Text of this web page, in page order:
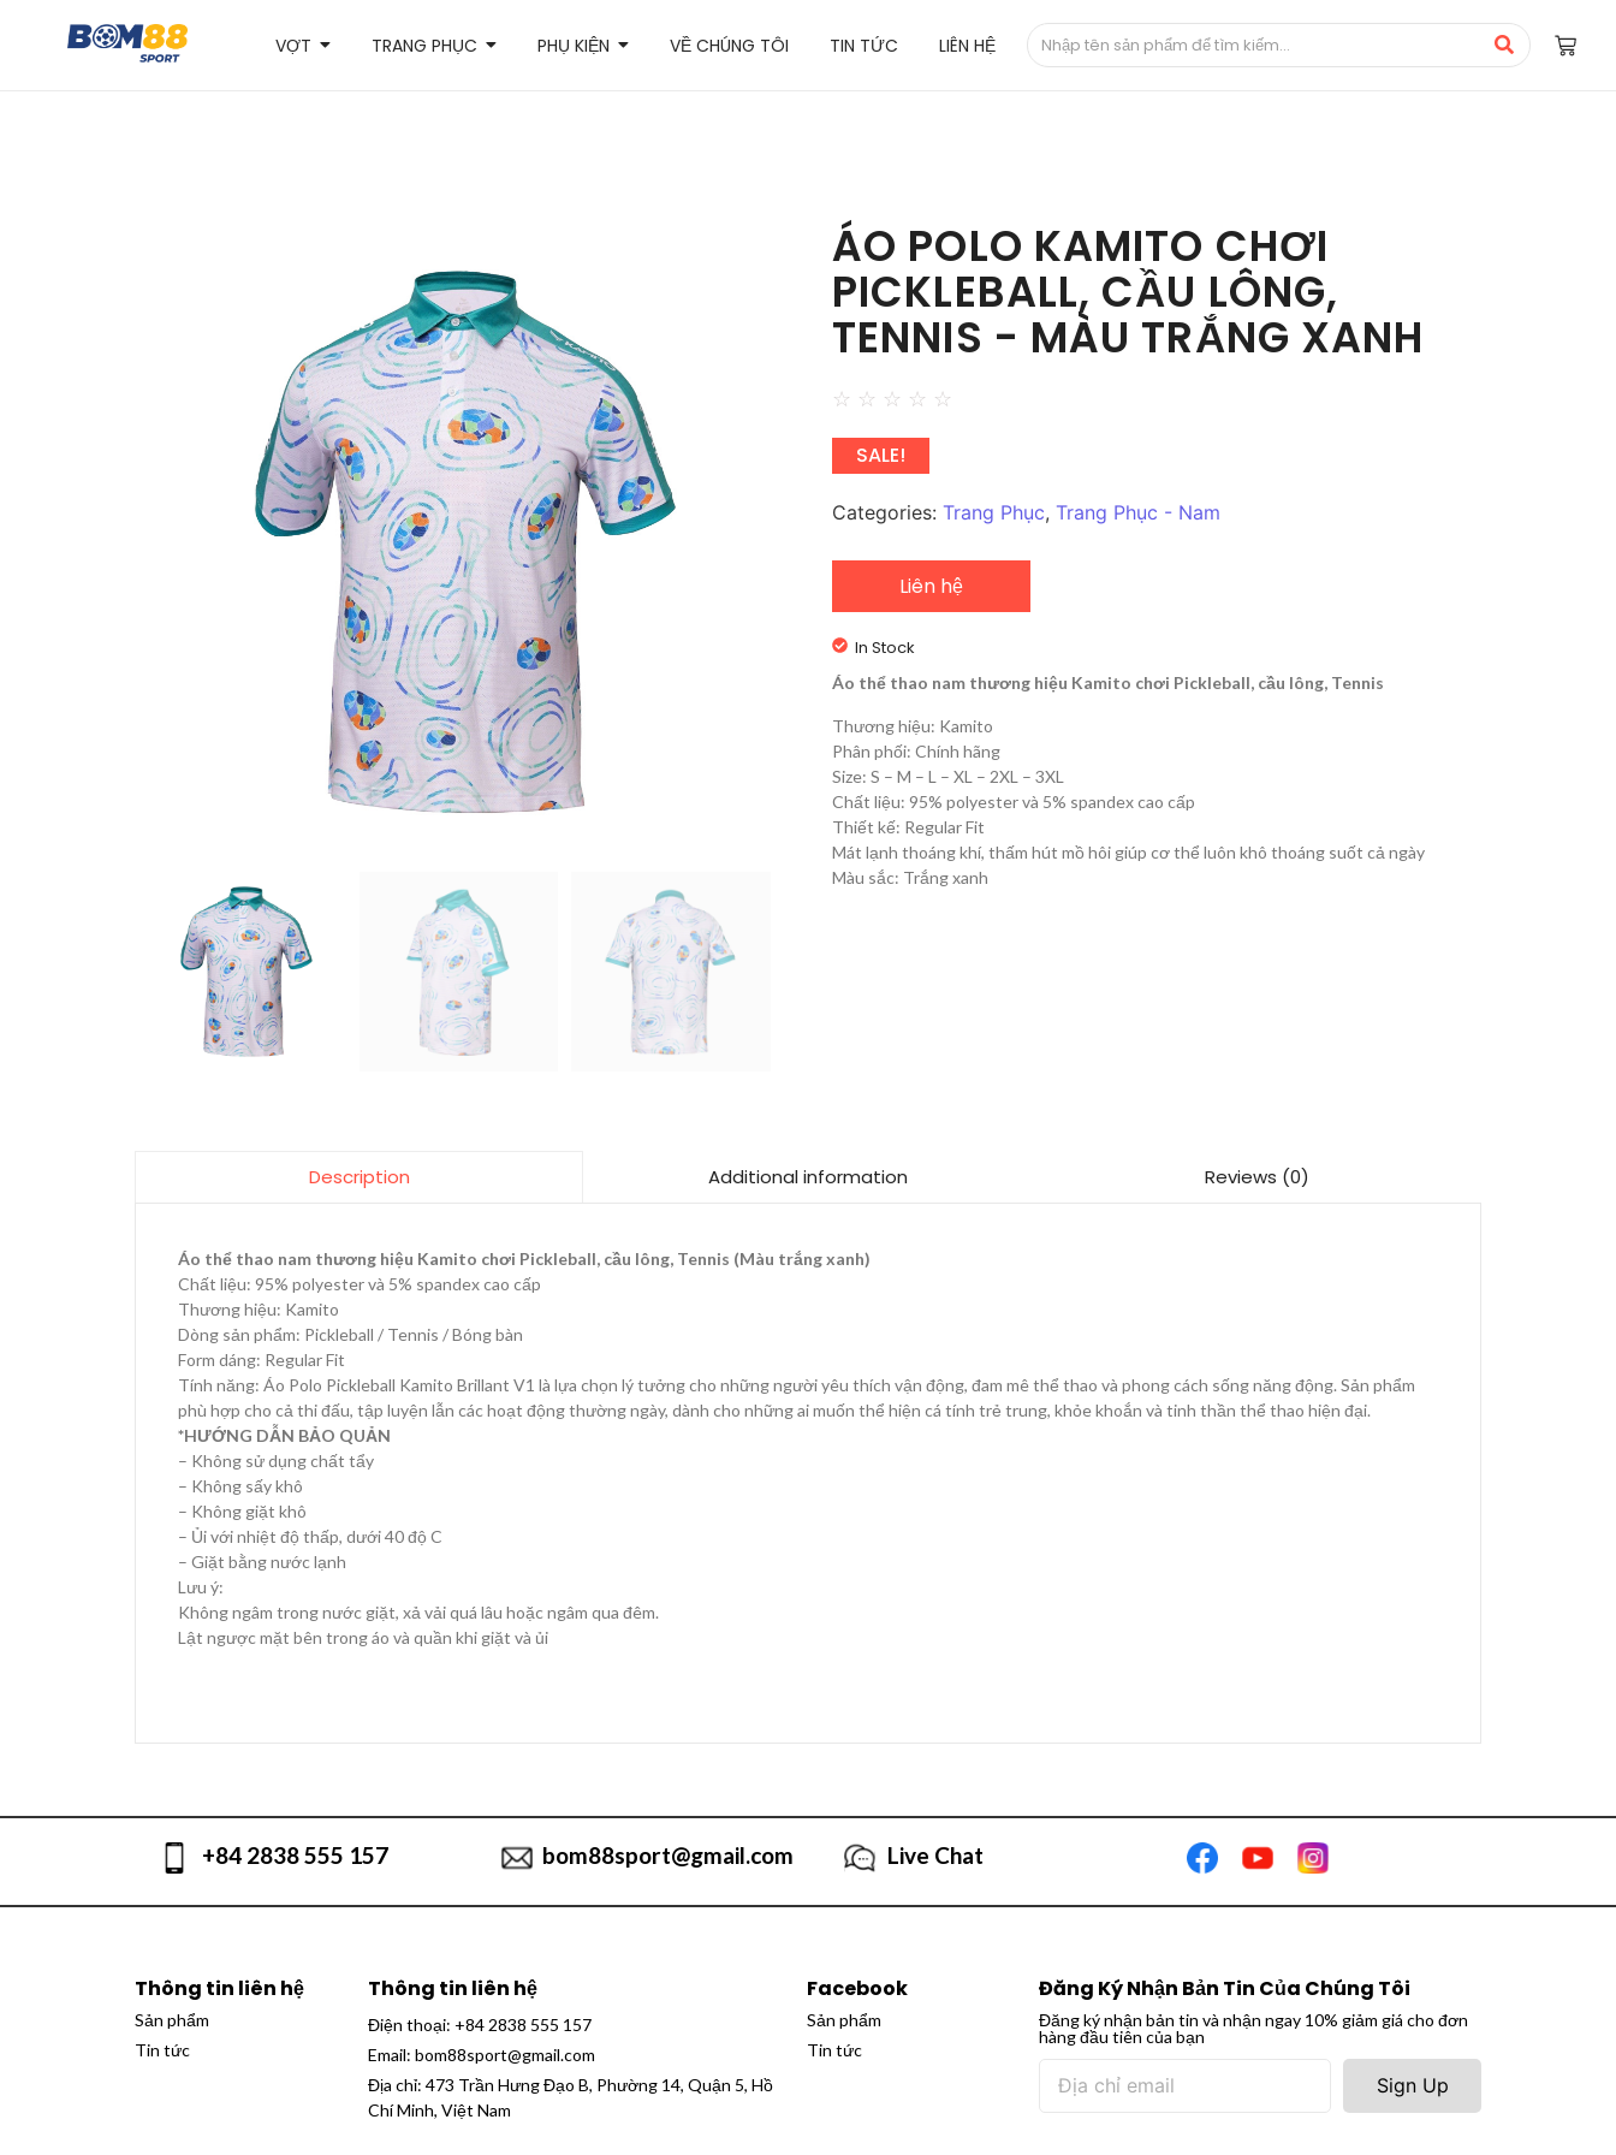
VỢT TRANG PHỤC PHỤ KIỆN VỀ CHÚNG TÔI TIN TỨC LIÊN HỆ
ÁO POLO KAMITO CHƠI
PICKLEBALL, CẦU LÔNG,
TENNIS - MÀU TRẮNG XANH
☆ ☆ ☆ ☆ ☆
SALE!
Categories: Trang Phục, Trang Phục - Nam
Liên hệ
In Stock
Áo thể thao nam thương hiệu Kamito chơi Pickleball, cầu lông, Tennis
Thương hiệu: Kamito
Phân phối: Chính hãng
Size: S – M – L – XL – 2XL – 3XL
Chất liệu: 95% polyester và 5% spandex cao cấp
Thiết kế: Regular Fit
Mát lạnh thoáng khí, thấm hút mồ hôi giúp cơ thể luôn khô thoáng suốt cả ngày
Màu sắc: Trắng xanh
Description Additional information Reviews (0)
Áo thể thao nam thương hiệu Kamito chơi Pickleball, cầu lông, Tennis (Màu trắng xanh)
Chất liệu: 95% polyester và 5% spandex cao cấp
Thương hiệu: Kamito
Dòng sản phẩm: Pickleball / Tennis / Bóng bàn
Form dáng: Regular Fit
Tính năng: Áo Polo Pickleball Kamito Brillant V1 là lựa chọn lý tưởng cho những người yêu thích vận động, đam mê thể thao và phong cách sống năng động. Sản phẩm
phù hợp cho cả thi đấu, tập luyện lẫn các hoạt động thường ngày, dành cho những ai muốn thể hiện cá tính trẻ trung, khỏe khoắn và tinh thần thể thao hiện đại.
*HƯỚNG DẪN BẢO QUẢN
– Không sử dụng chất tẩy
– Không sấy khô
– Không giặt khô
– Ủi với nhiệt độ thấp, dưới 40 độ C
– Giặt bằng nước lạnh
Lưu ý:
Không ngâm trong nước giặt, xả vải quá lâu hoặc ngâm qua đêm.
Lật ngược mặt bên trong áo và quần khi giặt và ủi
+84 2838 555 157 bom88sport@gmail.com Live Chat
Thông tin liên hệ
Sản phẩm
Tin tức
Thông tin liên hệ
Điện thoại: +84 2838 555 157
Email: bom88sport@gmail.com
Địa chỉ: 473 Trần Hưng Đạo B, Phường 14, Quận 5, Hồ
Chí Minh, Việt Nam
Facebook
Sản phẩm
Tin tức
Đăng Ký Nhận Bản Tin Của Chúng Tôi
Đăng ký nhận bản tin và nhận ngay 10% giảm giá cho đơn
hàng đầu tiên của bạn
Sign Up